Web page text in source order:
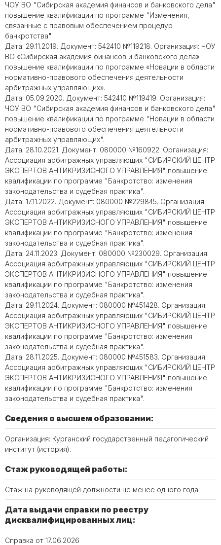
ЧОУ ВО "Сибирская академия финансов и банковского дела"
повышение квалификации по программе "Изменения,
связанные с правовым обеспечением процедур
банкротства".
Дата: 29.11.2019. Документ: 542410 №119218. Организация: ЧОУ
ВО «Сибирская академия финансов и банковского дела»
повышение квалификации по программе «Новации в области
нормативно-правового обеспечения деятельности
арбитражных управляющих».
Дата: 05.09.2020. Документ: 542410 №119419. Организация:
ЧОУ ВО "Сибирская академия финансов и банковского дела"
повышение квалификации по программе "Новации в области
нормативно-правового обеспечения деятельности
арбитражных управляющих".
Дата: 28.10.2021. Документ: 080000 №160922. Организация:
Ассоциация арбитражных управляющих "СИБИРСКИЙ ЦЕНТР
ЭКСПЕРТОВ АНТИКРИЗИСНОГО УПРАВЛЕНИЯ" повышение
квалификации по программе "Банкротство: изменения
законодательства и судебная практика".
Дата: 17.11.2022. Документ: 080000 №229845. Организация:
Ассоциация арбитражных управляющих "СИБИРСКИЙ ЦЕНТР
ЭКСПЕРТОВ АНТИКРИЗИСНОГО УПРАВЛЕНИЯ" повышение
квалификации по программе "Банкротство: изменения
законодательства и судебная практика".
Дата: 24.11.2023. Документ: 080000 №230029. Организация:
Ассоциация арбитражных управляющих "СИБИРСКИЙ ЦЕНТР
ЭКСПЕРТОВ АНТИКРИЗИСНОГО УПРАВЛЕНИЯ" повышение
квалификации по программе "Банкротство: изменения
законодательства и судебная практика".
Дата: 29.11.2024. Документ: 080000 №451428. Организация:
Ассоциация арбитражных управляющих "СИБИРСКИЙ ЦЕНТР
ЭКСПЕРТОВ АНТИКРИЗИСНОГО УПРАВЛЕНИЯ" повышение
квалификации по программе "Банкротство: изменения
законодательства и судебная практика".
Дата: 28.11.2025. Документ: 080000 №451583. Организация:
Ассоциация арбитражных управляющих "СИБИРСКИЙ ЦЕНТР
ЭКСПЕРТОВ АНТИКРИЗИСНОГО УПРАВЛЕНИЯ" повышение
квалификации по программе "Банкротство: изменения
законодательства и судебная практика".
Сведения о высшем образовании:
Организация: Курганский государственный педагогический
институт (история).
Стаж руководящей работы:
Стаж на руководящей должности не менее одного года
Дата выдачи справки по реестру
дисквалифицированных лиц:
Справка от 17.06.2026